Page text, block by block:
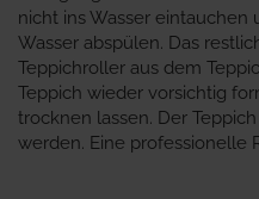
nicht ins Wasser
Wasser abspülen. Das
Teppichroller aus dem
Teppich wieder vorsichtig
trocknen lassen. Der
werden. Eine professionelle